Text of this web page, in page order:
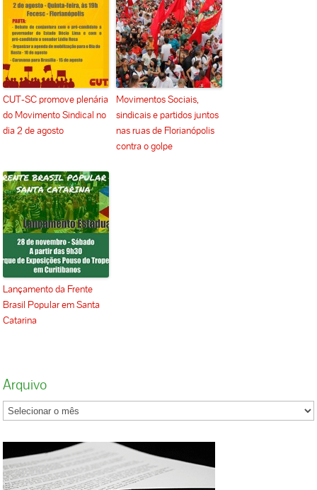
CUT-SC promove plenária
do Movimento Sindical no
dia 2 de agosto
Movimentos Sociais,
sindicais e partidos juntos
nas ruas de Florianópolis
contra o golpe
Lançamento da Frente
Brasil Popular em Santa
Catarina
Arquivo